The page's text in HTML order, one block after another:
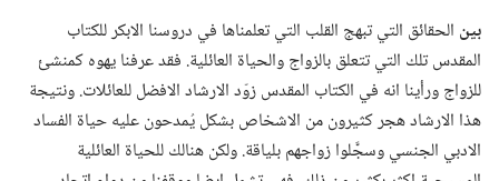
بين الحقائق التي تبهج القلب التي تعلمناها في دروسنا الابكر للكتاب
المقدس تلك التي تتعلق بالزواج والحياة العائلية.‏ فقد عرفنا يهوه كمنشئ
للزواج ورأينا انه في الكتاب المقدس زوّد الارشاد الافضل للعائلات.‏ ونتيجة
هذا الارشاد هجر كثيرون من الاشخاص بشكل يُمدحون عليه حياة الفساد
الادبي الجنسي وسجَّلوا زواجهم بلياقة.‏ ولكن هنالك للحياة العائلية